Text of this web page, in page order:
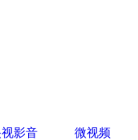
影音 微视频